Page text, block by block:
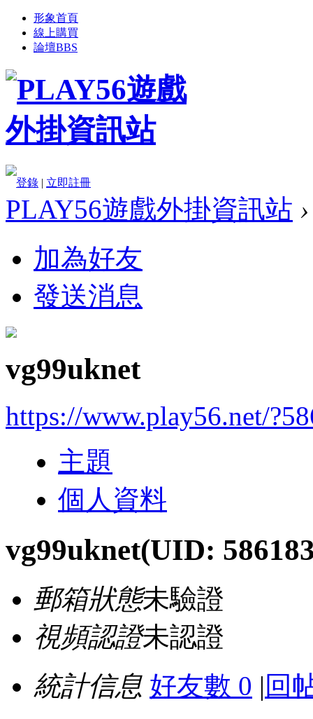
形象首頁
線上購買
論壇BBS
登錄 | 立即註冊
PLAY56遊戲外掛資訊站 ›
加為好友
發送消息
vg99uknet
https://www.play56.net/
主題
個人資料
vg99uknet(UID:
郵箱狀態未驗證
視頻認證未認證
統計信息 好友數 0 | 回